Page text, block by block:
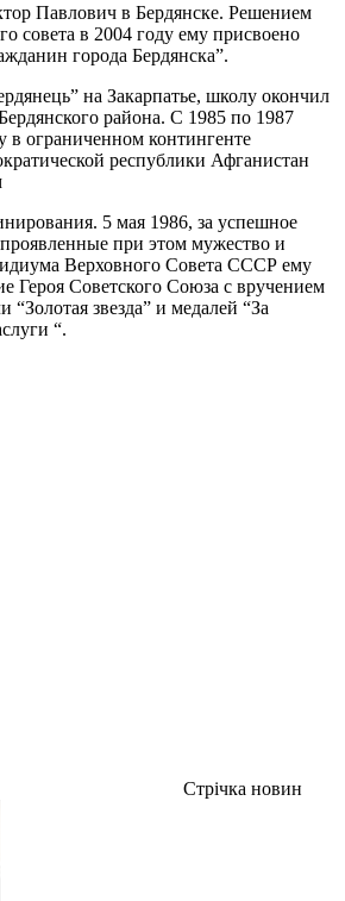
Павлович в Бердянске. Решением
совета в 2004 году ему присвоено
города Бердянска”.
на Закарпатье, школу окончил
района. С 1985 по 1987
в ограниченном контингенте
республики Афганистан
5 мая 1986, за успешное
при этом мужество и
Верховного Совета СССР ему
Героя Советского Союза с вручением
звезда” и медалей “За
“.
Стрічка новин